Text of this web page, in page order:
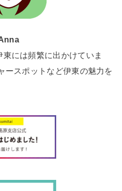
には頻繁に出かけていま
ースポットなど伊東の魅力を